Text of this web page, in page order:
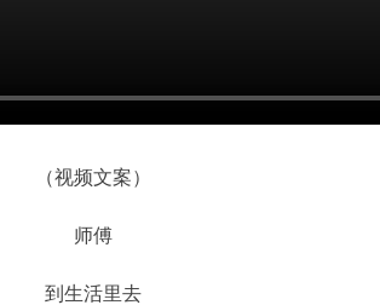
（视频文案）
师傅
到生活里去